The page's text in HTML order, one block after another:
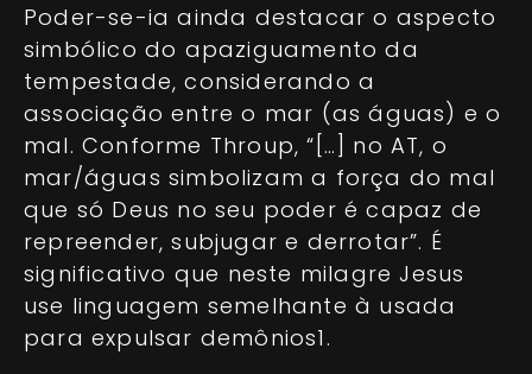
Poder-se-ia ainda destacar o aspecto
simbólico do apaziguamento da
tempestade, considerando a
associação entre o mar (as águas) e o
mal. Conforme Throup, “[…] no AT, o
mar/águas simbolizam a força do mal
que só Deus no seu poder é capaz de
repreender, subjugar e derrotar”. É
significativo que neste milagre Jesus
use linguagem semelhante à usada
para expulsar demônios1.